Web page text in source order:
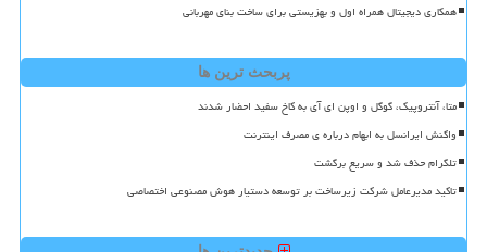
همکاری دیجیتال همراه اول و بهزیستی برای ساخت بنای مهربانی
پربحث ترین ها
متا، آنتروپیک، گوگل و اوپن ای آی به کاخ سفید احضار شدند
واکنش ایرانسل به ابهام درباره ی مصرف اینترنت
تلگرام حذف شد و سریع برگشت
تاکید مدیرعامل شرکت زیرساخت بر توسعه دستیار هوش مصنوعی اختصاصی